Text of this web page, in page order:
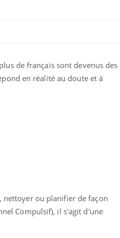
de français sont devenus des
en réalité au doute et à
nettoyer ou planifier de façon
Compulsif), il s'agit d'une